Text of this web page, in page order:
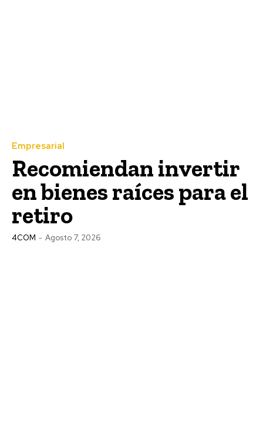
Empresarial
Recomiendan invertir
en bienes raíces para el
retiro
4COM - Agosto 7, 2026